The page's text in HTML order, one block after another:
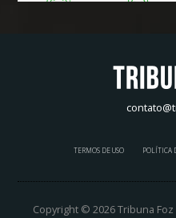
TERMOS DE USO POLÍTICA
Copyright © 2026 Tribuna